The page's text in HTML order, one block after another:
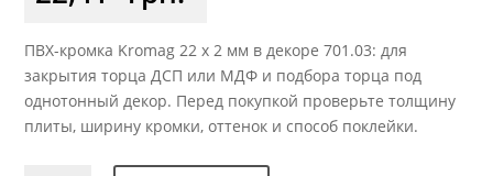
ПВХ-кромка Kromag 22 x 2 мм в декоре 701.03: для
закрытия торца ДСП или МДФ и подбора торца под
однотонный декор. Перед покупкой проверьте толщину
плиты, ширину кромки, оттенок и способ поклейки.